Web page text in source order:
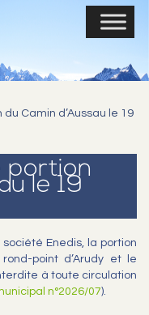
Camin d’Aussau le 19
portion
le 19
Enedis, la portion
point d’Arudy et le
à toute circulation
n°2026/07).